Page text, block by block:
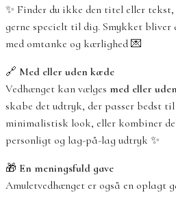
✨ Finder du ikke den titel eller tekst,
gerne specielt til dig. Smykket
med omtanke og kærlighed 💌
🔗 Med eller uden kæde
Vedhænget kan vælges med eller
skabe det udtryk, der passer bedst
minimalistisk look, eller kombiner
personligt og lag-på-lag udtryk ✨
🎁 En meningsfuld gave
Amuletvedhænget er også en oplagt